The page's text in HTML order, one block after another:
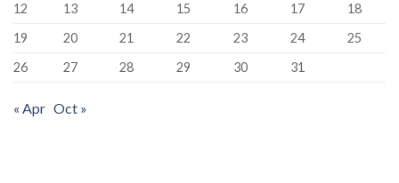
12
13 14 15 16 17
18
19
20 21 22 23 24
25
26
27 28 29 30 31
« Apr Oct »